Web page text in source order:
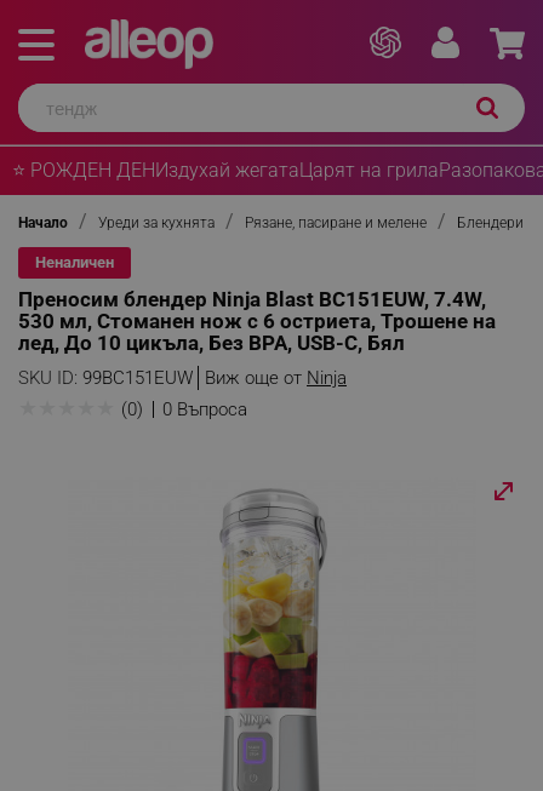
⭐ РОЖДЕН ДЕНИздухай жегатаЦарят на грила
Начало Уреди за кухнята Рязане, пасиране и мелене Блендери
Неналичен
Преносим блендер Ninja Blast BC151EUW, 7.4W,
530 мл, Стоманен нож с 6 остриета, Трошене на
лед, До 10 цикъла, Без BPA, USB-C, Бял
SKU ID: 99BC151EUW Виж още от Ninja
(0) 0 Въпроса